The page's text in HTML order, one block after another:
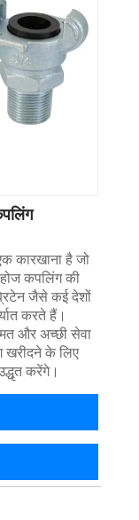
कारखाना है जो
कपलिंग की
जैसे कई देशों
करते हैं।
और अच्छी सेवा
के लिए
करेंगे।